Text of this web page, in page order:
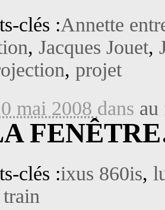
clés :Annette
, Jacques Jouet,
, projet
mai 2008 dans au
clés :ixus 860is,
train